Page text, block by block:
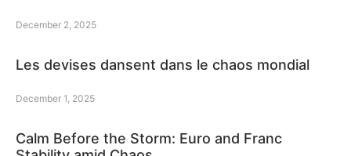
December 2, 2025
Les devises dansent dans le chaos mondial
December 1, 2025
Calm Before the Storm: Euro and Franc